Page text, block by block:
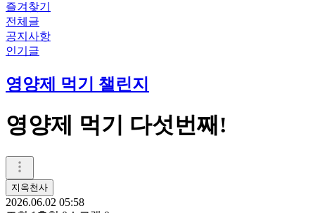
즐겨찾기
전체글
공지사항
인기글
영양제 먹기 챌린지
영양제 먹기 다섯번째!
지옥천사
2026.06.02 05:58